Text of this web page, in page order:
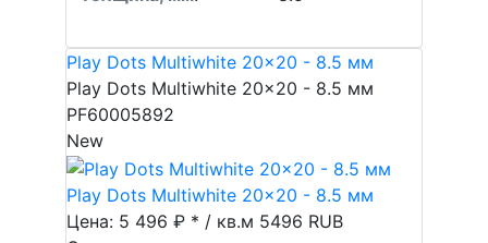
Play Dots Multiwhite 20x20 - 8.5 мм
Play Dots Multiwhite 20x20 - 8.5 мм
PF60005892
New
Play Dots Multiwhite 20x20 - 8.5 мм
Цена: 5 496 ₽ * / кв.м 5496 RUB